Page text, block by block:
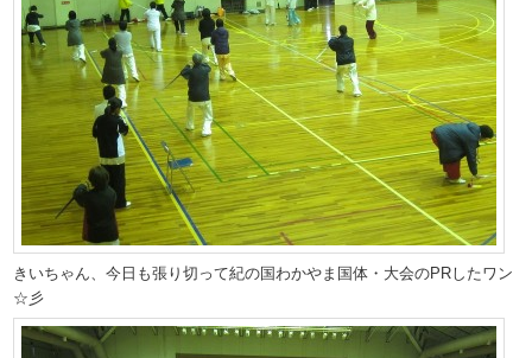
きいちゃん、今日も張り切って紀の国わかやま国体・大会のPRしたワン
☆彡